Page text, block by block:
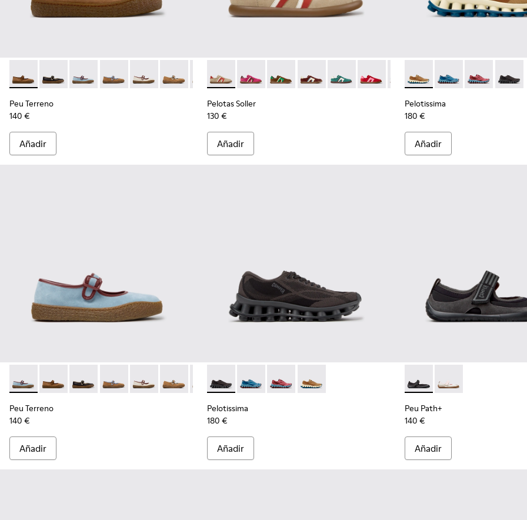
Peu Terreno - K201825-010 - Bailarinas de ante y piel marrones para mujer.
Peu Terreno - K201825-009
Peu Terreno - K201825-008 - Bailarinas azules de ante y piel para mujer.
Peu Terreno - K201825-007
Peu Terreno - K201825-006
Peu Terreno - K201825-003
Peu Terreno - K201825-001
Peu Terreno
140 €
Añadir
Pelotas Soller - K201608-036 - Zapatillas multicolor de ante y piel para mujer.
Pelotas Soller - K201608-041 - Zapatillas multicolor de nobuk y piel
Pelotas Soller - K201608-038
Pelotas Soller - K201608-037
Pelotas Soller - K201608-031
Pelotas Soller - K201608-029
Pelotas Soller - K201608-027
Pelotas Soller - K201608-
Pelotas Soller -
Pelotas
Pelotas Soller
130 €
Añadir
Pelotissima - K201922-007
Pelotissima -Pelotissima -
Pelotissima
180 €
Añadir
Peu Terreno - K201825-008 - Bailarinas azules de ante y piel para mujer.
Peu Terreno - K201825-010 - Bailarinas de ante y piel marrones para mujer.
Peu Terreno - K201825-009
Peu Terreno - K201825-007
Peu Terreno - K201825-006
Peu Terreno - K201825-003
Peu Terreno - K201825-001
Peu Terreno
140 €
Añadir
Pelotissima - K201922-006 - Zapatillas negras y grises de PET reciclado y
Pelotissima - K201922-011 - Zapatillas azules de PET reciclado y
Pelotissima - K201922-010 - Zapatillas burdeos de PET
Pelotissima - K201922-007 - Zapatillas marrones de
Pelotissima
180 €
Añadir
Peu Path+ - K201987-001 -
Peu Path+ - K201987-
Peu Path+
140 €
Añadir